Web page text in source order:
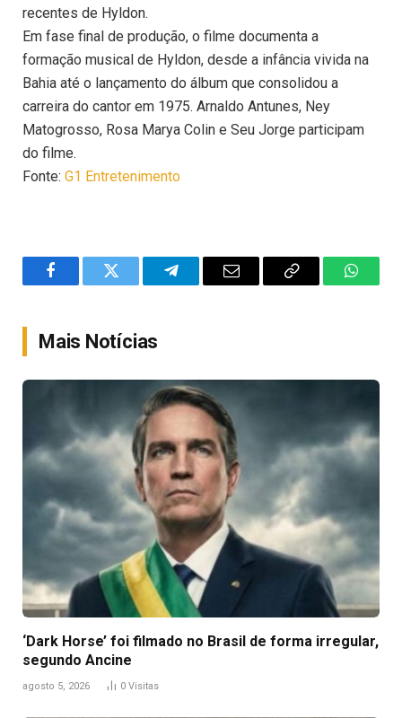
recentes de Hyldon.
Em fase final de produção, o filme documenta a
formação musical de Hyldon, desde a infância vivida na
Bahia até o lançamento do álbum que consolidou a
carreira do cantor em 1975. Arnaldo Antunes, Ney
Matogrosso, Rosa Marya Colin e Seu Jorge participam
do filme.
Fonte: G1 Entretenimento
FacebookTwitter TelegramEmail
Copy
Mais Notícias
‘Dark Horse’ foi filmado no Brasil de forma irregular,
segundo Ancine
agosto 5, 2026 0 Visitas